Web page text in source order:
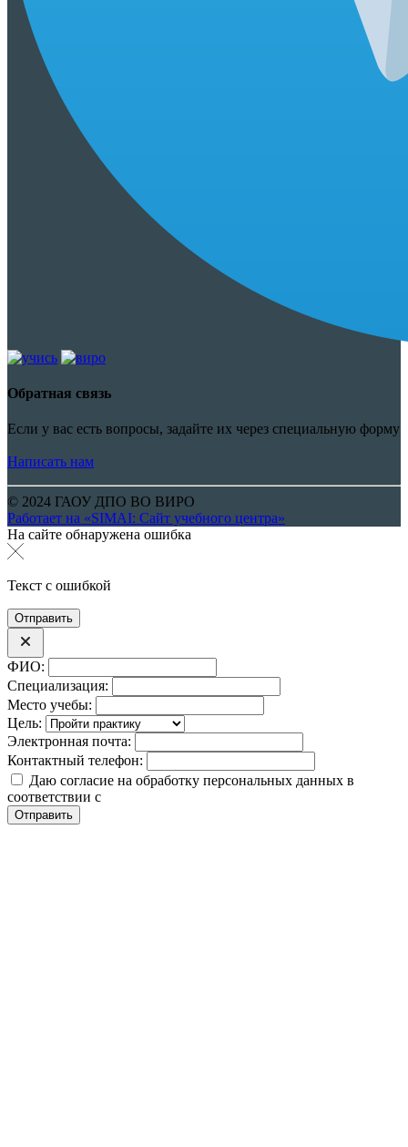
Обратная связь
Если у вас есть вопросы, задайте их через специальную форму
Написать нам
© 2024 ГАОУ ДПО ВО ВИРО
Работает на «SIMAI: Сайт учебного центра»
На сайте обнаружена ошибка
Текст с ошибкой
ФИО:
Специализация:
Место учебы:
Цель:
Электронная почта:
Контактный телефон:
Даю согласие на обработку персональных данных в
соответствии с
Отправить